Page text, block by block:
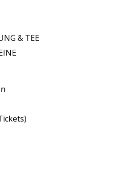
& TEE